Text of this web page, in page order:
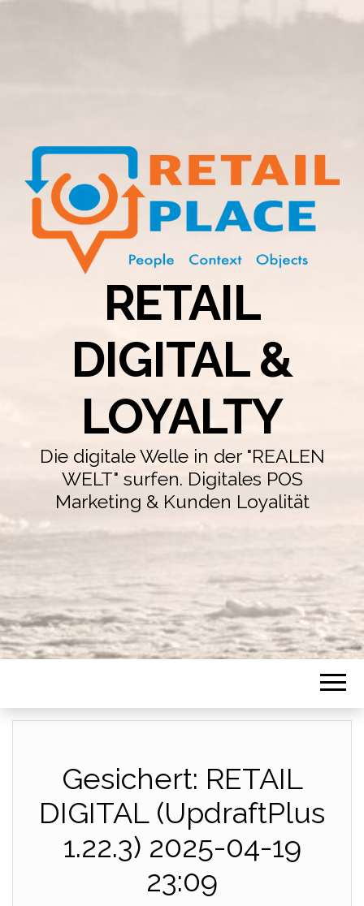
RETAIL
DIGITAL &
LOYALTY
Die digitale Welle in der "REALEN
WELT" surfen. Digitales POS
Marketing & Kunden Loyalität
Gesichert: RETAIL
DIGITAL (UpdraftPlus
1.22.3) 2025-04-19
23:09